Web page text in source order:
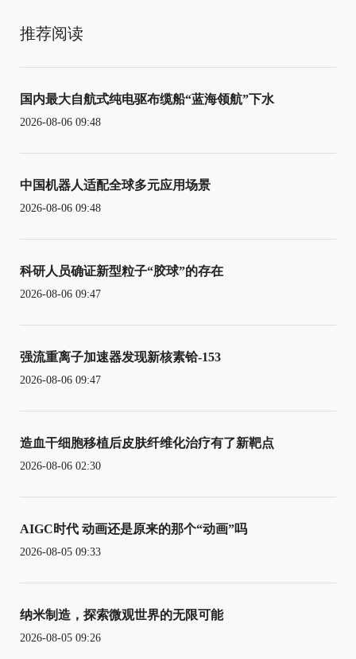
推荐阅读
国内最大自航式纯电驱布缆船“蓝海领航”下水
2026-08-06 09:48
中国机器人适配全球多元应用场景
2026-08-06 09:48
科研人员确证新型粒子“胶球”的存在
2026-08-06 09:47
强流重离子加速器发现新核素铪-153
2026-08-06 09:47
造血干细胞移植后皮肤纤维化治疗有了新靶点
2026-08-06 02:30
AIGC时代 动画还是原来的那个“动画”吗
2026-08-05 09:33
纳米制造，探索微观世界的无限可能
2026-08-05 09:26